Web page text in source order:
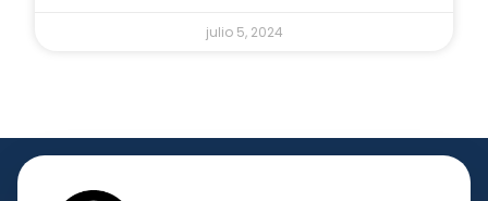
julio 5, 2024